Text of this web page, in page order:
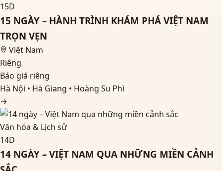
15D
15 NGÀY – HÀNH TRÌNH KHÁM PHÁ VIỆT NAM
TRỌN VẸN
Việt Nam
Riêng
Báo giá riêng
Hà Nội • Hà Giang • Hoàng Su Phì
→
Văn hóa & Lịch sử
14D
14 NGÀY – VIỆT NAM QUA NHỮNG MIỀN CẢNH